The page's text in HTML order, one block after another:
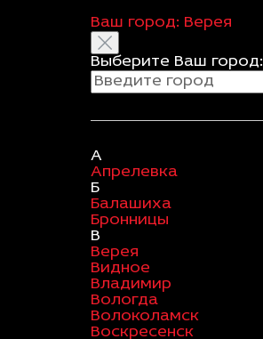
Ваш город: Верея
Выберите Ваш город:
А
Апрелевка
Б
Балашиха
Бронницы
В
Верея
Видное
Владимир
Вологда
Волоколамск
Воскресенск